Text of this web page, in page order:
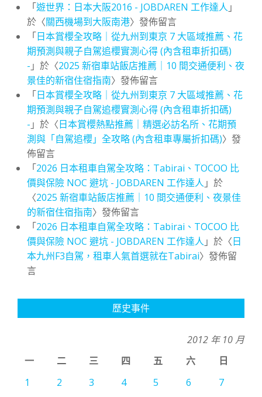
「遊世界：日本大阪2016 - JOBDAREN 工作達人 」
於〈關西機場到大阪南港〉發佈留言
「日本賞櫻全攻略｜從九州到東京 7 大區域推薦、花
期預測與親子自駕追櫻實測心得 (內含租車折扣碼)
- 」於〈2025 新宿車站飯店推薦｜10 間交通便利、夜
景佳的新宿住宿指南〉發佈留言
「日本賞櫻全攻略｜從九州到東京 7 大區域推薦、花
期預測與親子自駕追櫻實測心得 (內含租車折扣碼)
- 」於〈日本賞櫻熱點推薦｜精選必訪名所、花期預
測與「自駕追櫻」全攻略 (內含租車專屬折扣碼)〉發
佈留言
「2026 日本租車自駕全攻略：Tabirai、TOCOO 比
價與保險 NOC 避坑 - JOBDAREN 工作達人 」於
〈2025 新宿車站飯店推薦｜10 間交通便利、夜景佳
的新宿住宿指南〉發佈留言
「2026 日本租車自駕全攻略：Tabirai、TOCOO 比
價與保險 NOC 避坑 - JOBDAREN 工作達人 」於〈日
本九州F3自駕，租車人氣首選就在Tabirai〉發佈留
言
歷史事件
2012 年 10 月
一
二 三 四 五 六
日
1
2 3 4 5 6
7